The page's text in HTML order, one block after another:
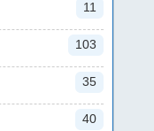
11
103
35
40